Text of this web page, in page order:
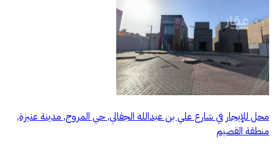
محل للإيجار في شارع علي بن عبدالله الجفالي, حي المروج, مدينة عنيزة,
منطقة القصيم